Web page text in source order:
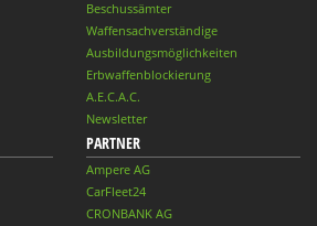
Beschussämter
Waffensachverständige
Ausbildungsmöglichkeiten
Erbwaffenblockierung
A.E.C.A.C.
Newsletter
PARTNER
Ampere AG
CarFleet24
CRONBANK AG